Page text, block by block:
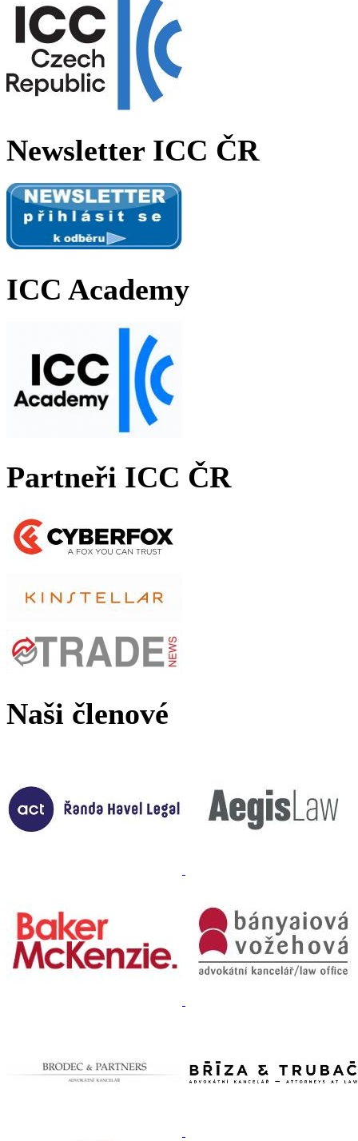
Newsletter ICC ČR
ICC Academy
Partneři ICC ČR
Naši členové